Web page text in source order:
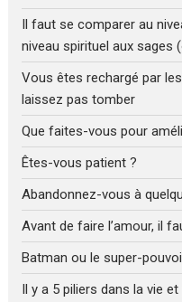
Il faut se comparer au
niveau spirituel aux sages
Vous êtes rechargé par
laissez pas tomber
Que faites-vous pour
Êtes-vous patient ?
Abandonnez-vous à
Avant de faire l’amour, il
Batman ou le super-
Il y a 5 piliers dans la vie